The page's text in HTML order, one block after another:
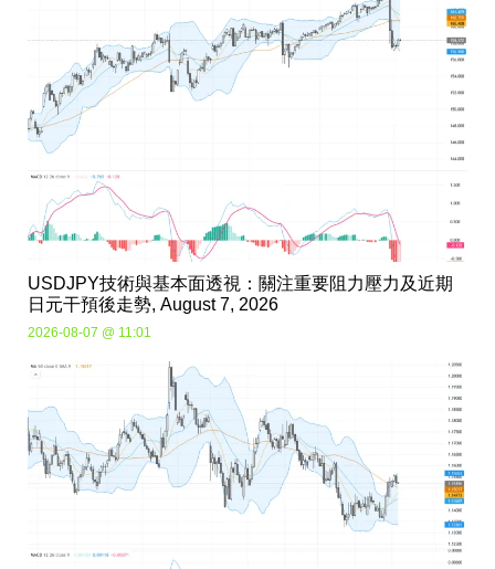
USDJPY技術與基本面透視：關注重要阻力壓力及近期
日元干預後走勢, August 7, 2026
2026-08-07 @ 11:01